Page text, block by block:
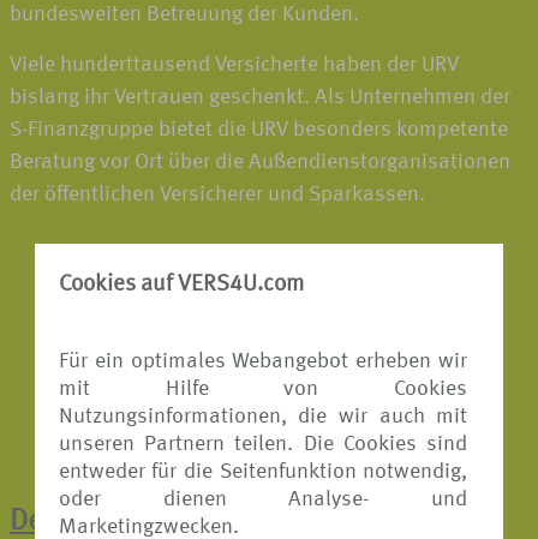
Cookies auf VERS4U.com
Für ein optimales Webangebot erheben wir
mit Hilfe von Cookies
Nutzungsinformationen, die wir auch mit
unseren Partnern teilen. Die Cookies sind
entweder für die Seitenfunktion notwendig,
oder dienen Analyse- und
Marketingzwecken.
bundesweiten Betreuung der Kunden.
Viele hunderttausend Versicherte haben der URV
bislang ihr Vertrauen geschenkt. Als Unternehmen der
S-Finanzgruppe bietet die URV besonders kompetente
Beratung vor Ort über die Außendienstorganisationen
der öffentlichen Versicherer und Sparkassen.
Der direkte Weg zur Online-